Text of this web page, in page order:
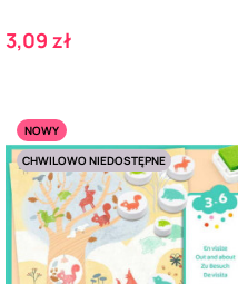
Cena
3,09 zł
NOWY
CHWILOWO NIEDOSTĘPNE